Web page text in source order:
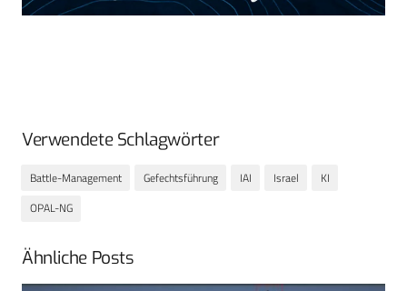
Verwendete Schlagwörter
Battle-Management Gefechtsführung IAI Israel
KI
OPAL-NG
Ähnliche Posts